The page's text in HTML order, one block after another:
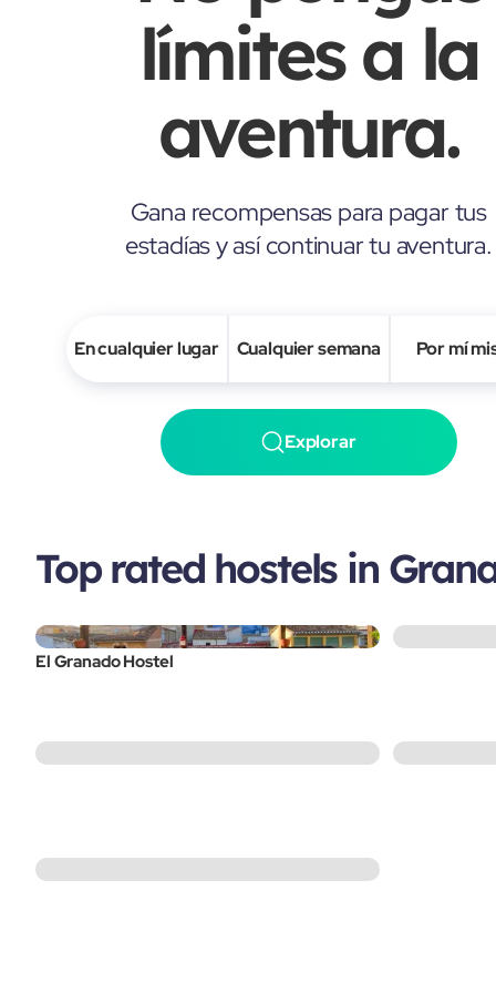
límites a la
aventura.
Gana recompensas para pagar tus
estadías y así continuar tu aventura.
En cualquier lugar Cualquier semana Por mí
Explorar
Top rated hostels in
El Granado Hostel